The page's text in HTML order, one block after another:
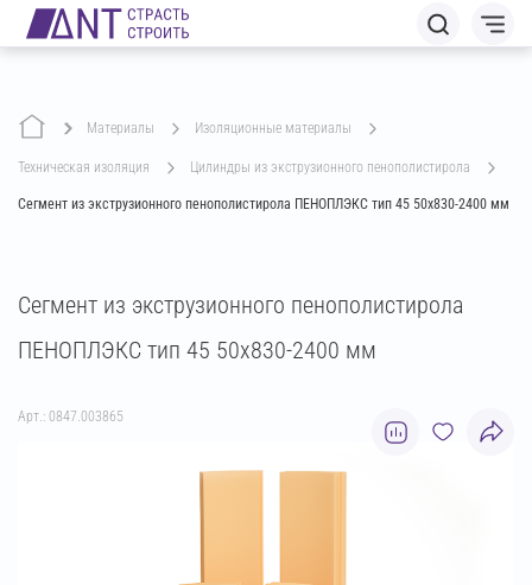
Материалы изоляционные материалы
техническая изоляция цилиндры из экструзионного пенополистирола
Сегмент из экструзионного пенополистирола ПЕНОПЛЭКС тип 45 50х830-2400 мм
Сегмент из экструзионного пенополистирола
ПЕНОПЛЭКС тип 45 50х830-2400 мм
Арт.: 0847.003865